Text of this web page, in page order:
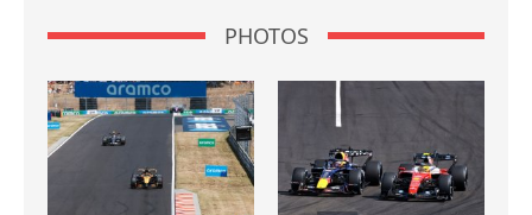
PHOTOS